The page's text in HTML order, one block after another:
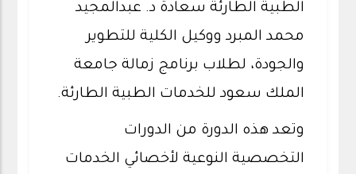
الطبية الطارئة سعادة د. عبدالمجيد
محمد المبرد ووكيل الكلية للتطوير
والجودة، لطلاب برنامج زمالة جامعة
الملك سعود للخدمات الطبية الطارئة.
وتعد هذه الدورة من الدورات
التخصصية النوعية لأخصائي الخدمات